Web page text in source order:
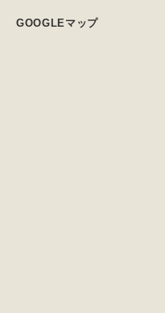
GOOGLEマップ